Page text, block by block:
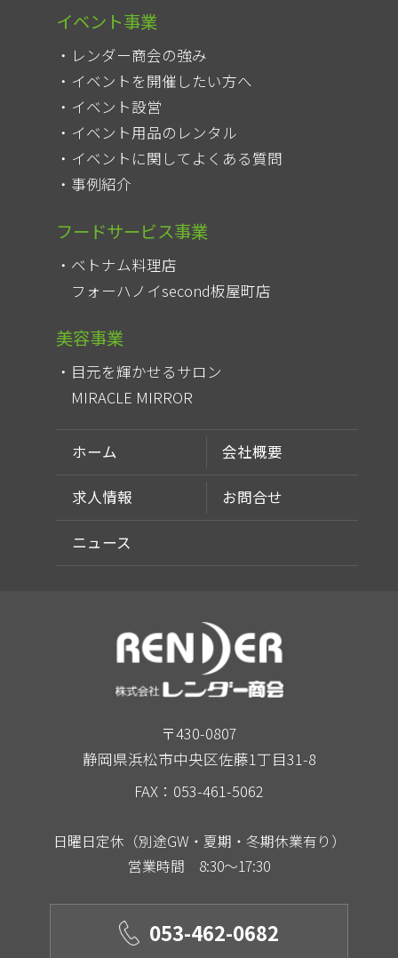
イベント事業
レンダー商会の強み
イベントを開催したい方へ
イベント設営
イベント用品のレンタル
イベントに関してよくある質問
事例紹介
フードサービス事業
ベトナム料理店
フォーハノイsecond板屋町店
美容事業
目元を輝かせるサロン
MIRACLE MIRROR
ホーム 会社概要
求人情報 お問合せ
ニュース
〒430-0807
静岡県浜松市中央区佐藤1丁目31-8
FAX：053-461-5062
日曜日定休（別途GW・夏期・冬期休業有り）
営業時間 8:30～17:30
053-462-0682